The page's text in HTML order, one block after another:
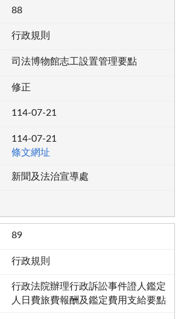
88
行政規則
司法博物館志工設置管理要點
修正
114-07-21
114-07-21
條文網址
新聞及法治宣導處
89
行政規則
行政法院辦理行政訴訟事件證人鑑定
人日費旅費報酬及鑑定費用支給要點